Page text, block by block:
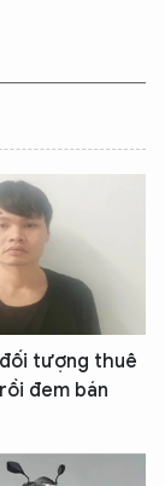
tượng thuê
đem bán